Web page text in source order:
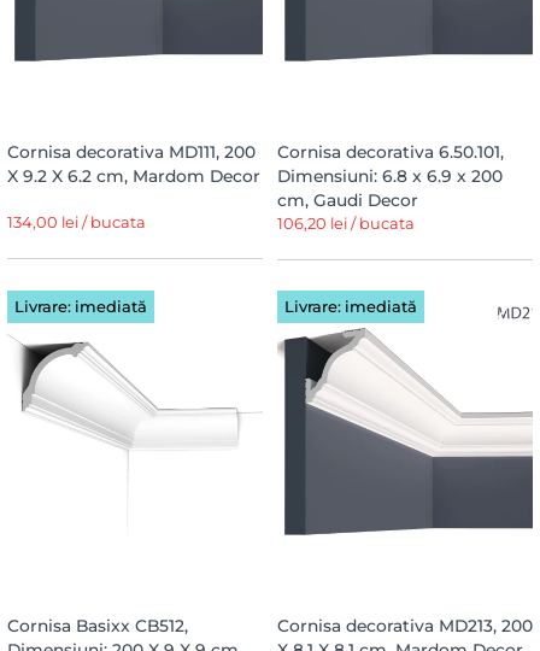
Cornisa decorativa MD111, 200
X 9.2 X 6.2 cm, Mardom Decor
134,00 lei / bucata
Cornisa decorativa 6.50.101,
Dimensiuni: 6.8 x 6.9 x 200
cm, Gaudi Decor
106,20 lei / bucata
Livrare: imediată
Cornisa Basixx CB512,
Livrare: imediată
Cornisa decorativa MD213, 200